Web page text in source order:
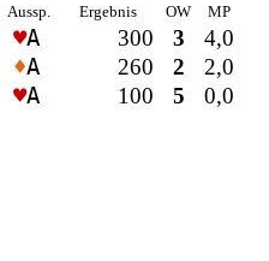
Aussp. Ergebnis OW MP
♥A 300 3
4,0
♦A 260 2
2,0
♥A 100 5 0,0